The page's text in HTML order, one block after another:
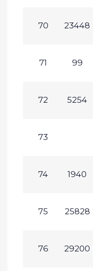
70 23448
71 99
72 5254
73
74 1940
75 25828
76 29200